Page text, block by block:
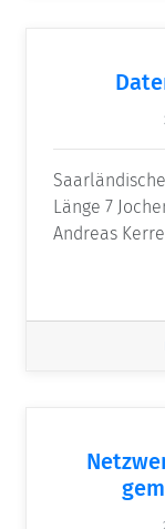
Länge 7
Andreas